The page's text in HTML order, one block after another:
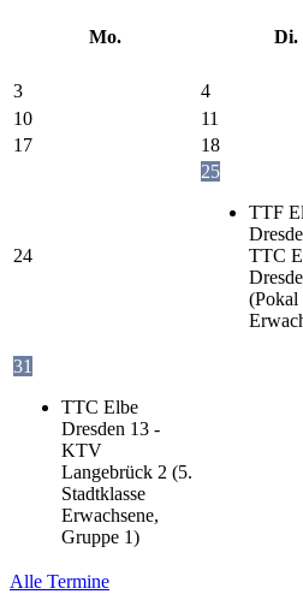
Mo. Di.
3
4
10
11
17
18
24
25
TTF
TTC
(Pokal
31
TTC Elbe
Dresden 13 -
KTV
Langebrück 2 (5.
Stadtklasse
Erwachsene,
Gruppe 1)
Alle Termine